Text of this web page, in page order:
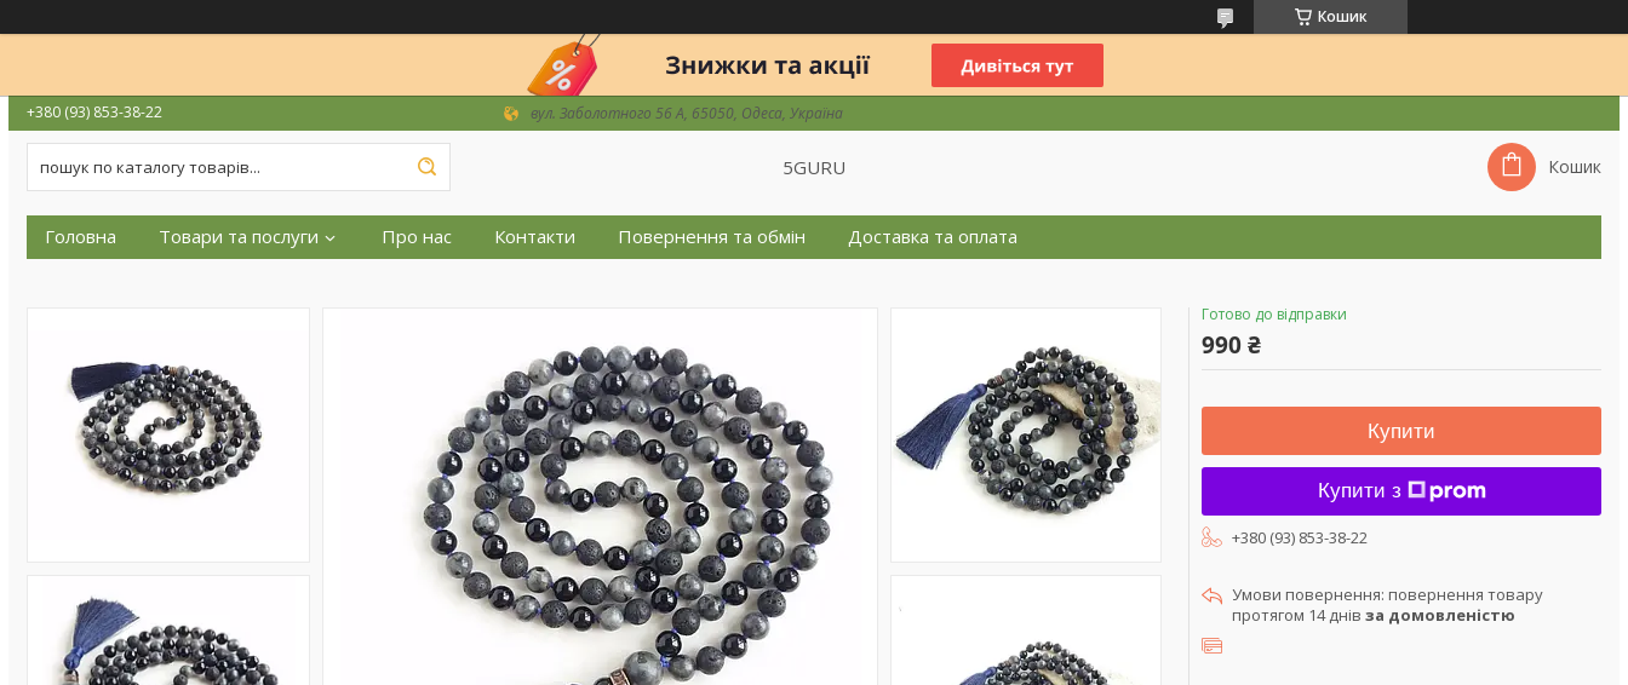
Кошик
+380 (93) 853-38-22 вул. Заболотного 56 А, 65050, Одеса, Україна
5GURU Кошик
Головна Товари та послуги Про нас Контакти Повернення та обмін Доставка та оплата
Готово до відправки
990 ₴
Купити
Купити з
+380 (93) 853-38-22
повернення товару
протягом 14 днів за домовленістю